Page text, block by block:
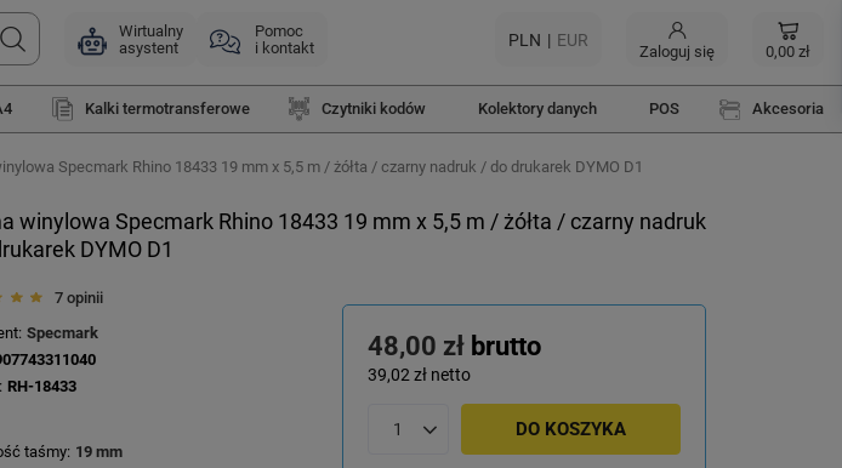
Wirtualny
asystent
Pomoc
i kontakt
PLN EUR
Zaloguj się 0,00 zł
Kalki termotransferowe Czytniki kodów Kolektory danych POS Akcesoria
Specmark Rhino 18433 19 mm x 5,5 m / żółta / czarny nadruk / do drukarek DYMO D1
winylowa Specmark Rhino 18433 19 mm x 5,5 m / żółta / czarny nadruk
DYMO D1
7 opinii
48,00 zł brutto
39,02 zł netto
DO KOSZYKA
Specmark
RH-18433
taśmy 19 mm